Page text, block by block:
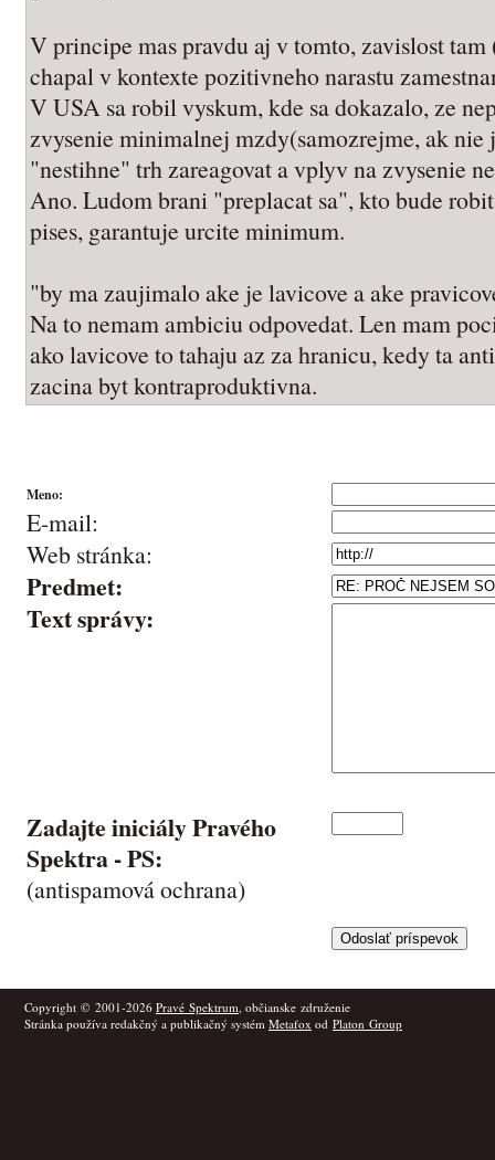
V principe mas pravdu aj v tomto, zavislost
chapal v kontexte pozitivneho narastu
V USA sa robil vyskum, kde sa dokazalo, ze
zvysenie minimalnej mzdy(samozrejme, ak nie
"nestihne" trh zareagovat a vplyv na zvysenie
Ano. Ludom brani "preplacat sa", kto bude
pises, garantuje urcite minimum.
"by ma zaujimalo ake je lavicove a ake
Na to nemam ambiciu odpovedat. Len mam
ako lavicove to tahaju az za hranicu, kedy ta
zacina byt kontraproduktivna.
Meno:
E-mail:
Web stránka:
Predmet:
Text správy:
Zadajte iniciály Pravého
Spektra -PS:
(antispamová ochrana)
Copyright © 2001-2026 Pravé Spektrum, občianske združenie
Stránka používa redakčný a publikačný systém Metafox od Platon Group